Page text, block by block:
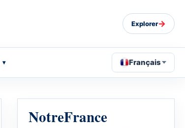
Explorer→
Français
NotreFrance